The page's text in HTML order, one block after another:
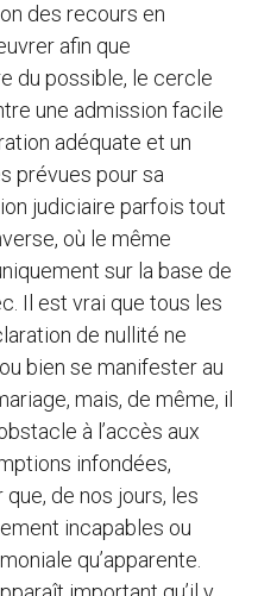
des recours en
afin que
du possible, le cercle
une admission facile
adéquate et un
prévues pour sa
judiciaire parfois tout
où le même
sur la base de
Il est vrai que tous les
de nullité ne
bien se manifester au
mais, de même, il
à l’accès aux
infondées,
de nos jours, les
incapables ou
qu’apparente.